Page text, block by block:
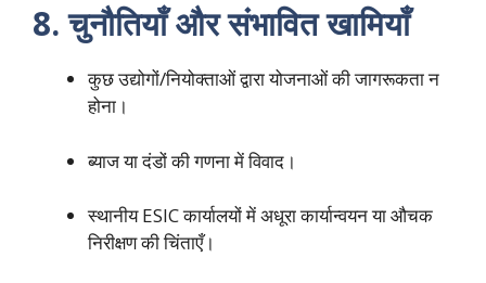
8. चुनौतियाँ और संभावित खामियाँ
कुछ उद्योगों/नियोक्ताओं द्वारा योजनाओं की जागरूकता न
होना।
ब्याज या दंडों की गणना में विवाद।
स्थानीय ESIC कार्यालयों में अधूरा कार्यान्वयन या औचक
निरीक्षण की चिंताएँ।